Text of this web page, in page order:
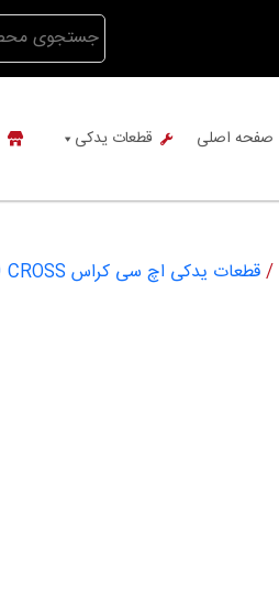
جستجو
برای:
صفحه اصلی قطعات یدکی
/قطعات یدکی اچ سی کراس H30 CROSS